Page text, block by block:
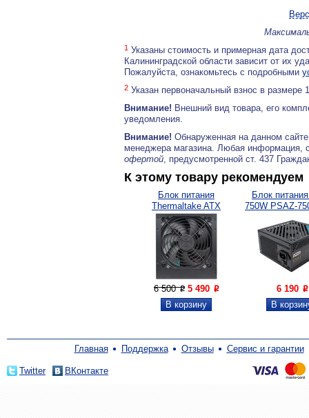
1 Указаны стоимость и примерная дата
Калининградской области зависит от их
Пожалуйста, ознакомьтесь с подробными
2 Указан первоначальный взнос в
Внимание! Внешний вид товара, его
уведомления.
Внимание! Обнаруженная на данном
менеджера магазина. Любая информация,
офертой, предусмотренной ст. 437
К этому товару рекомендуем
Блок питания
Thermaltake ATX
650W...
6 500P 5 490 P
Блок
750W PSAZ-
6 190 P
Главная Поддержка Отзывы Сервис и гарантии
Twitter ВКонтакте